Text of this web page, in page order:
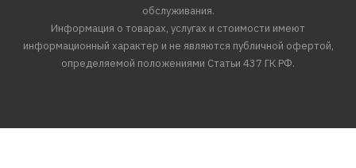
обслуживания.
Информация о товарах, услугах и стоимости имеют
информационный характер и не являются публичной офертой,
определяемой положениями Статьи 437 ГК РФ.